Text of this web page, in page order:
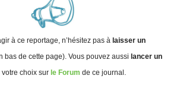
à ce reportage, n’hésitez pas à laisser un
bas de cette page). Vous pouvez aussi lancer un
choix sur le Forum de ce journal.